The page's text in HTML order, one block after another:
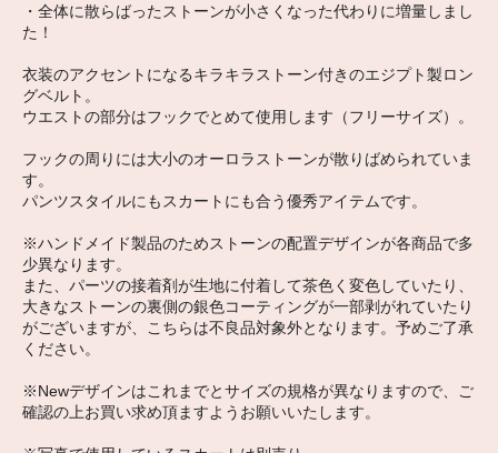
・全体に散らばったストーンが小さくなった代わりに増量しまし
た！
衣装のアクセントになるキラキラストーン付きのエジプト製ロン
グベルト。
ウエストの部分はフックでとめて使用します（フリーサイズ）。
フックの周りには大小のオーロラストーンが散りばめられていま
す。
パンツスタイルにもスカートにも合う優秀アイテムです。
※ハンドメイド製品のためストーンの配置デザインが各商品で多
少異なります。
また、パーツの接着剤が生地に付着して茶色く変色していたり、
大きなストーンの裏側の銀色コーティングが一部剥がれていたり
がございますが、こちらは不良品対象外となります。予めご了承
ください。
※Newデザインはこれまでとサイズの規格が異なりますので、ご
確認の上お買い求め頂ますようお願いいたします。